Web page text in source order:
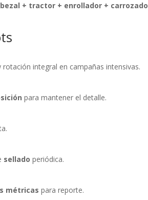
+ tractor + enrollador + carrozado
rotación integral en campañas intensivas.
para mantener el detalle.
sellado periódica.
métricas para reporte.